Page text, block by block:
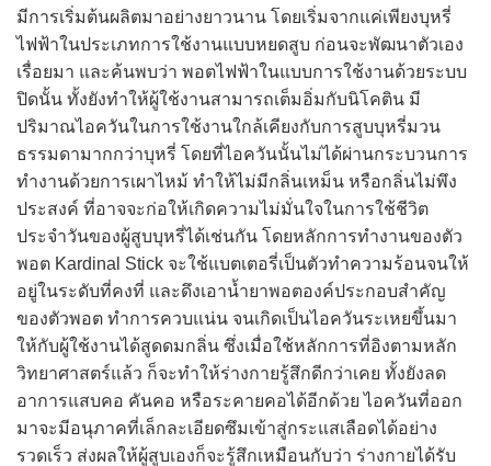
มีการเริ่มต้นผลิตมาอย่างยาวนาน โดยเริ่มจากแค่เพียงบุหรี่
ไฟฟ้าในประเภทการใช้งานแบบหยดสูบ ก่อนจะพัฒนาตัวเอง
เรื่อยมา และค้นพบว่า พอตไฟฟ้าในแบบการใช้งานด้วยระบบ
ปิดนั้น ทั้งยังทำให้ผู้ใช้งานสามารถเต็มอิ่มกับนิโคติน มี
ปริมาณไอควันในการใช้งานใกล้เคียงกับการสูบบุหรี่มวน
ธรรมดามากกว่าบุหรี่ โดยที่ไอควันนั้นไม่ได้ผ่านกระบวนการ
ทำงานด้วยการเผาไหม้ ทำให้ไม่มีกลิ่นเหม็น หรือกลิ่นไม่พึง
ประสงค์ ที่อาจจะก่อให้เกิดความไม่มั่นใจในการใช้ชีวิต
ประจำวันของผู้สูบบุหรี่ได้เช่นกัน โดยหลักการทำงานของตัว
พอต Kardinal Stick จะใช้แบตเตอรี่เป็นตัวทำความร้อนจนให้
อยู่ในระดับที่คงที่ และดึงเอาน้ำยาพอตองค์ประกอบสำคัญ
ของตัวพอต ทำการควบแน่น จนเกิดเป็นไอควันระเหยขึ้นมา
ให้กับผู้ใช้งานได้สูดดมกลิ่น ซึ่งเมื่อใช้หลักการที่อิงตามหลัก
วิทยาศาสตร์แล้ว ก็จะทำให้ร่างกายรู้สึกดีกว่าเคย ทั้งยังลด
อาการแสบคอ คันคอ หรือระคายคอได้อีกด้วย ไอควันที่ออก
มาจะมีอนุภาคที่เล็กละเอียดซึมเข้าสู่กระแสเลือดได้อย่าง
รวดเร็ว ส่งผลให้ผู้สูบเองก็จะรู้สึกเหมือนกับว่า ร่างกายได้รับ